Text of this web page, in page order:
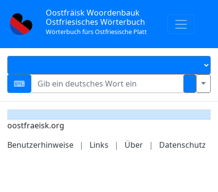
Oostfräisk Woordenbauk
Ostfriesisches Wörterbuch
Wörterbuch fürs Ostfriesische Platt
oostfraeisk.org
Benutzerhinweise
| Links | Über | Datenschutz